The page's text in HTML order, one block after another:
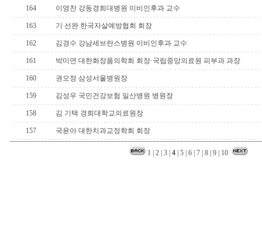
164 이영찬 강동경희대병원 이비인후과 교수
163 기 선완 한국자살예방협회 회장
162 김경수 강남세브란스병원 이비인후과 교수
161 박미연 대한화장품의학회 회장·국립중앙의료원 피부과 과장
160 권오정 삼성서울병원장
159 김성우 국민건강보험 일산병원 병원장
158 김 기택 경희대학교의료원장
157 국윤아 대한치과교정학회 회장
1 2| 3| 4| 5| 6| 7| 8| 9| 10